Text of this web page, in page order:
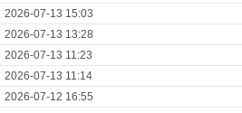
2026-07-13 15:03
2026-07-13 13:28
2026-07-13 11:23
2026-07-13 11:14
2026-07-12 16:55